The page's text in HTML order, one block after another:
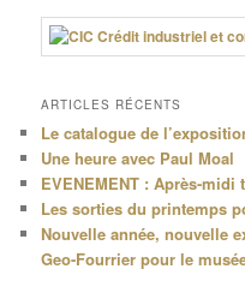
ARTICLES RÉCENTS
Le catalogue de
Une heure avec Paul Moal
EVENEMENT : Après-midi
Les sorties du printemps
Nouvelle année, nouvelle
Geo-Fourrier pour le